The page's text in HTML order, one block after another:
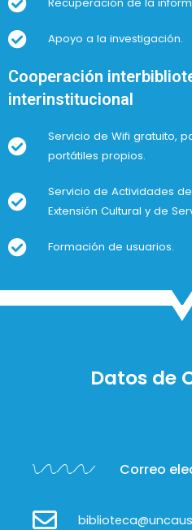
Apoyo a la investigación.
Cooperación
interinstitucional
Servicio de Wifi gratuito,
portátiles propios.
Servicio de Actividades
Extensión Cultural y de
Formación de usuarios.
Datos de
Correo